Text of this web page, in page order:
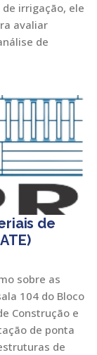
irrigação, ele
avaliar
de
de
sobre as
104 do Bloco
Construção e
de ponta
de